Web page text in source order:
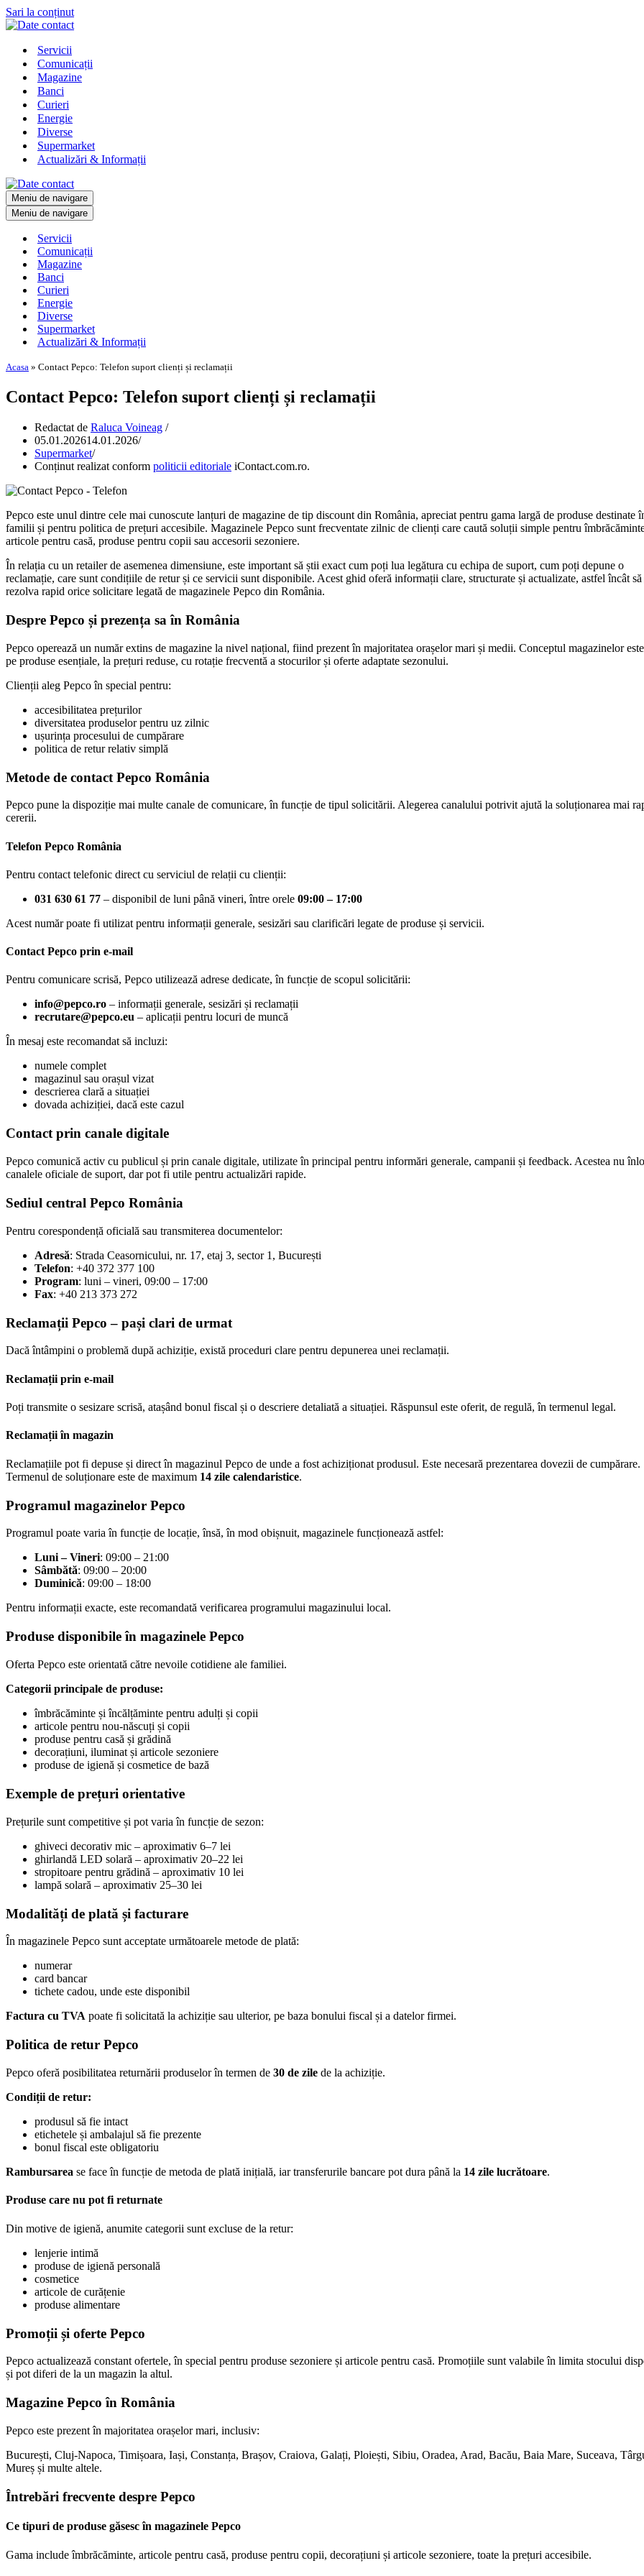
Sari la conținut
Servicii
Comunicații
Magazine
Banci
Curieri
Energie
Diverse
Supermarket
Actualizări & Informații
Meniu de navigare
Meniu de navigare
Servicii
Comunicații
Magazine
Banci
Curieri
Energie
Diverse
Supermarket
Actualizări & Informații
Acasa » Contact Pepco: Telefon suport clienți și reclamații
Contact Pepco: Telefon suport clienți și reclamații
Redactat de Raluca Voineag
05.01.202614.01.2026
Supermarket
Conținut realizat conform politicii editoriale iContact.com.ro.
Pepco este unul dintre cele mai cunoscute lanțuri de magazine de tip discount din România, apreciat pentru gama largă de produse destinate
familii și pentru politica de prețuri accesibile. Magazinele Pepco sunt frecventate zilnic de clienți care caută soluții simple pentru
articole pentru casă, produse pentru copii sau accesorii sezoniere.
În relația cu un retailer de asemenea dimensiune, este important să știi exact cum poți lua legătura cu echipa de suport, cum poți depune o
reclamație, care sunt condițiile de retur și ce servicii sunt disponibile. Acest ghid oferă informații clare, structurate și actualizate, astfel încât
rezolva rapid orice solicitare legată de magazinele Pepco din România.
Despre Pepco și prezența sa în România
Pepco operează un număr extins de magazine la nivel național, fiind prezent în majoritatea orașelor mari și medii. Conceptul magazinelor
pe produse esențiale, la prețuri reduse, cu rotație frecventă a stocurilor și oferte adaptate sezonului.
Clienții aleg Pepco în special pentru:
accesibilitatea prețurilor
diversitatea produselor pentru uz zilnic
ușurința procesului de cumpărare
politica de retur relativ simplă
Metode de contact Pepco România
Pepco pune la dispoziție mai multe canale de comunicare, în funcție de tipul solicitării. Alegerea canalului potrivit ajută la soluționarea mai
cererii.
Telefon Pepco România
Pentru contact telefonic direct cu serviciul de relații cu clienții:
031 630 61 77 – disponibil de luni până vineri, între orele 09:00 – 17:00
Acest număr poate fi utilizat pentru informații generale, sesizări sau clarificări legate de produse și servicii.
Contact Pepco prin e-mail
Pentru comunicare scrisă, Pepco utilizează adrese dedicate, în funcție de scopul solicitării:
info@pepco.ro – informații generale, sesizări și reclamații
recrutare@pepco.eu – aplicații pentru locuri de muncă
În mesaj este recomandat să incluzi:
numele complet
magazinul sau orașul vizat
descrierea clară a situației
dovada achiziției, dacă este cazul
Contact prin canale digitale
Pepco comunică activ cu publicul și prin canale digitale, utilizate în principal pentru informări generale, campanii și feedback. Acestea nu
canalele oficiale de suport, dar pot fi utile pentru actualizări rapide.
Sediul central Pepco România
Pentru corespondență oficială sau transmiterea documentelor:
Adresă: Strada Ceasornicului, nr. 17, etaj 3, sector 1, București
Telefon: +40 372 377 100
Program: luni – vineri, 09:00 – 17:00
Fax: +40 213 373 272
Reclamații Pepco – pași clari de urmat
Dacă întâmpini o problemă după achiziție, există proceduri clare pentru depunerea unei reclamații.
Reclamații prin e-mail
Poți transmite o sesizare scrisă, atașând bonul fiscal și o descriere detaliată a situației. Răspunsul este oferit, de regulă, în termenul legal.
Reclamații în magazin
Reclamațiile pot fi depuse și direct în magazinul Pepco de unde a fost achiziționat produsul. Este necesară prezentarea dovezii de cumpărare.
Termenul de soluționare este de maximum 14 zile calendaristice.
Programul magazinelor Pepco
Programul poate varia în funcție de locație, însă, în mod obișnuit, magazinele funcționează astfel:
Luni – Vineri: 09:00 – 21:00
Sâmbătă: 09:00 – 20:00
Duminică: 09:00 – 18:00
Pentru informații exacte, este recomandată verificarea programului magazinului local.
Produse disponibile în magazinele Pepco
Oferta Pepco este orientată către nevoile cotidiene ale familiei.
Categorii principale de produse:
îmbrăcăminte și încălțăminte pentru adulți și copii
articole pentru nou-născuți și copii
produse pentru casă și grădină
decorațiuni, iluminat și articole sezoniere
produse de igienă și cosmetice de bază
Exemple de prețuri orientative
Prețurile sunt competitive și pot varia în funcție de sezon:
ghiveci decorativ mic – aproximativ 6–7 lei
ghirlandă LED solară – aproximativ 20–22 lei
stropitoare pentru grădină – aproximativ 10 lei
lampă solară – aproximativ 25–30 lei
Modalități de plată și facturare
În magazinele Pepco sunt acceptate următoarele metode de plată:
numerar
card bancar
tichete cadou, unde este disponibil
Factura cu TVA poate fi solicitată la achiziție sau ulterior, pe baza bonului fiscal și a datelor firmei.
Politica de retur Pepco
Pepco oferă posibilitatea returnării produselor în termen de 30 de zile de la achiziție.
Condiții de retur:
produsul să fie intact
etichetele și ambalajul să fie prezente
bonul fiscal este obligatoriu
Rambursarea se face în funcție de metoda de plată inițială, iar transferurile bancare pot dura până la 14 zile lucrătoare.
Produse care nu pot fi returnate
Din motive de igienă, anumite categorii sunt excluse de la retur:
lenjerie intimă
produse de igienă personală
cosmetice
articole de curățenie
produse alimentare
Promoții și oferte Pepco
Pepco actualizează constant ofertele, în special pentru produse sezoniere și articole pentru casă. Promoțiile sunt valabile în limita stocului
și pot diferi de la un magazin la altul.
Magazine Pepco în România
Pepco este prezent în majoritatea orașelor mari, inclusiv:
București, Cluj-Napoca, Timișoara, Iași, Constanța, Brașov, Craiova, Galați, Ploiești, Sibiu, Oradea, Arad, Bacău, Baia Mare, Suceava,
Mureș și multe altele.
Întrebări frecvente despre Pepco
Ce tipuri de produse găsesc în magazinele Pepco
Gama include îmbrăcăminte, articole pentru casă, produse pentru copii, decorațiuni și articole sezoniere, toate la prețuri accesibile.